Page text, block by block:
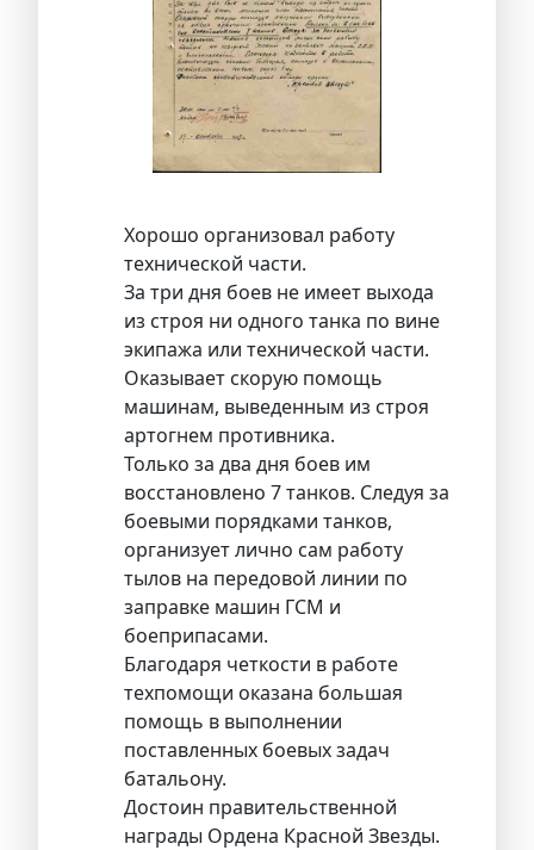
Хорошо организовал работу
технической части.
За три дня боев не имеет выхода
из строя ни одного танка по вине
экипажа или технической части.
Оказывает скорую помощь
машинам, выведенным из строя
артогнем противника.
Только за два дня боев им
восстановлено 7 танков. Следуя за
боевыми порядками танков,
организует лично сам работу
тылов на передовой линии по
заправке машин ГСМ и
боеприпасами.
Благодаря четкости в работе
техпомощи оказана большая
помощь в выполнении
поставленных боевых задач
батальону.
Достоин правительственной
награды Ордена Красной Звезды.